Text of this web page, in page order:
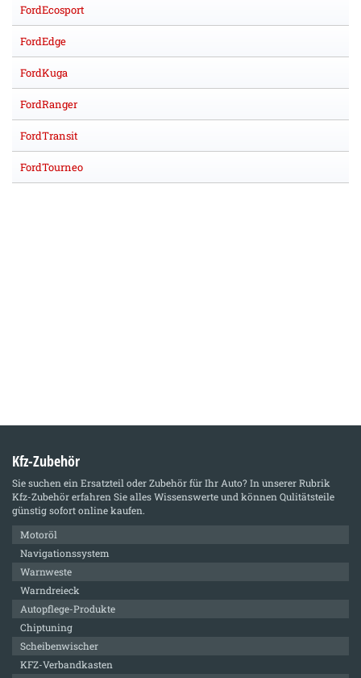
FordEcosport
FordEdge
FordKuga
FordRanger
FordTransit
FordTourneo
Kfz-Zubehör
Sie suchen ein Ersatzteil oder Zubehör für Ihr Auto? In unserer Rubrik
Kfz-Zubehörerfahren Sie alles Wissenswerte und können Qulitätsteile
günstig sofort online kaufen.
Motoröl
Navigationssystem
Warnweste
Warndreieck
Autopflege-Produkte
Chiptuning
Scheibenwischer
KFZ-Verbandkasten